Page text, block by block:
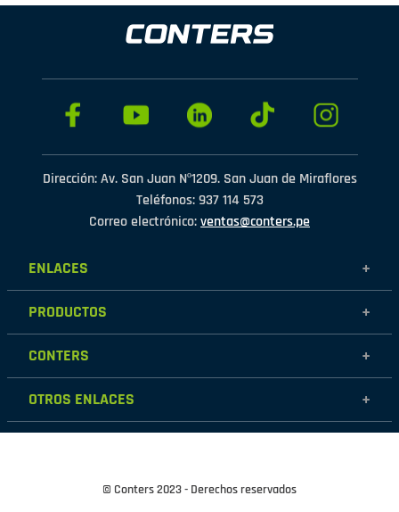
Dirección: Av. San Juan Nº1209. San Juan de Miraflores
Teléfonos: 937 114 573
Correo electrónico:ventas@conters.pe
ENLACES +
Mujer
Hombre
PRODUCTOS +
Calzados
Zapatillas
CONTERS +
Nosotros
Contáctanos
Tiendas
OTROS ENLACES +
Políticas de garantía
Cambios y devoluciones
© Conters 2023 - Derechos reservados